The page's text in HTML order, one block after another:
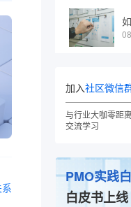
加入社区微信
与行业大咖零距
交流学习
PMO实践
白皮书上线